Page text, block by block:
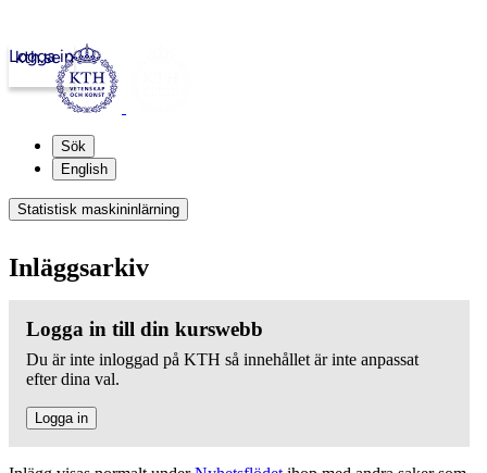
kth.se
Logga in
Sök
English
Statistisk maskininlärning
Inläggsarkiv
Logga in till din kurswebb
Du är inte inloggad på KTH så innehållet är inte anpassat
efter dina val.
Logga in